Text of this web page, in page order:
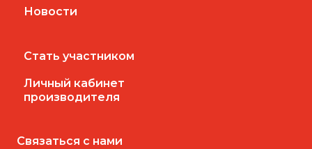
Новости
Стать участником
Личный кабинет
производителя
Связаться с нами